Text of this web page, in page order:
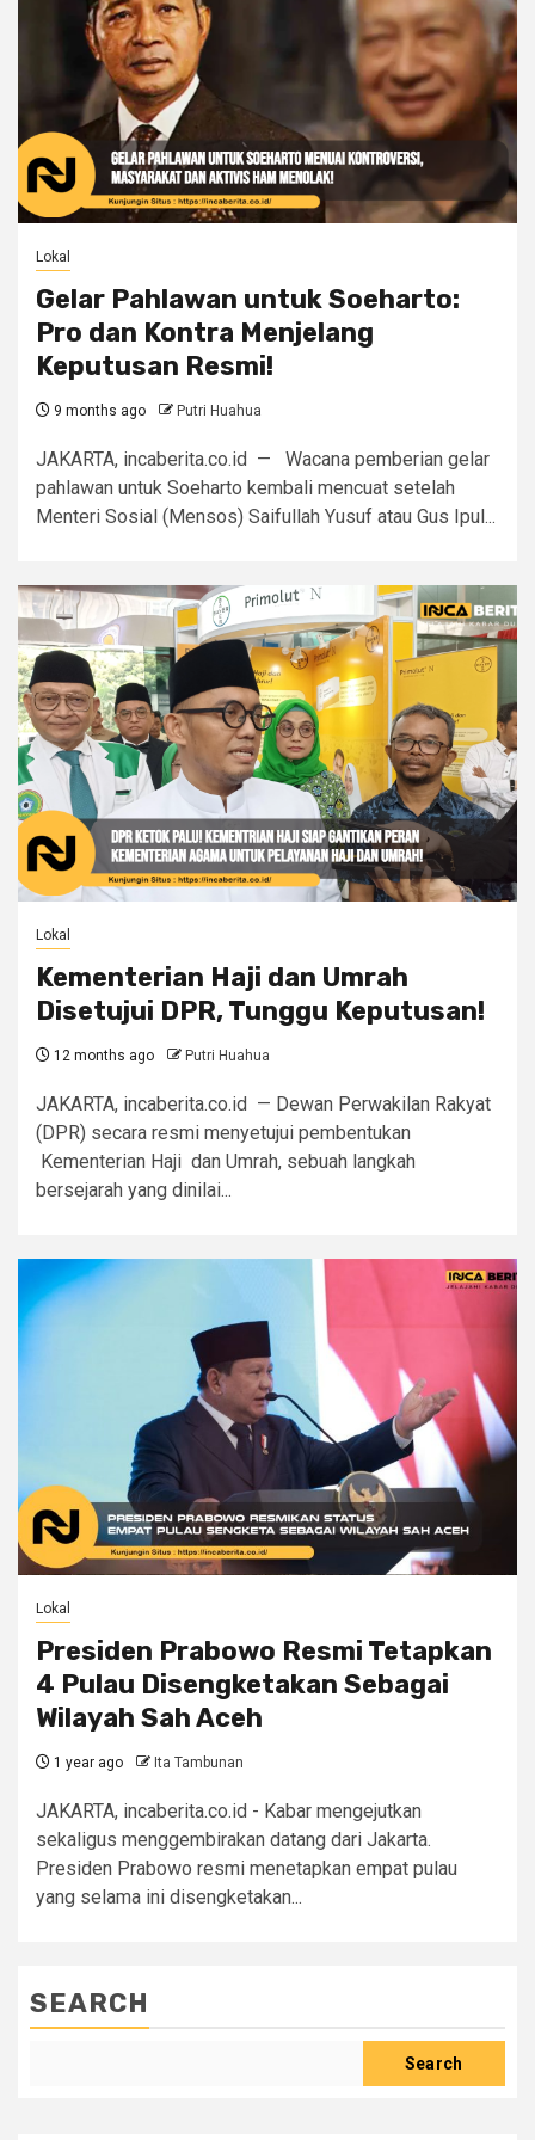
Lokal
Gelar Pahlawan untuk Soeharto:
Pro dan Kontra Menjelang
Keputusan Resmi!
9 months ago Putri Huahua
JAKARTA, incaberita.co.id — Wacana pemberian gelar
pahlawan untuk Soeharto kembali mencuat setelah
Menteri Sosial (Mensos) Saifullah Yusuf atau Gus Ipul...
Lokal
Kementerian Haji dan Umrah
Disetujui DPR, Tunggu Keputusan!
12 months ago Putri Huahua
JAKARTA, incaberita.co.id — Dewan Perwakilan Rakyat
(DPR) secara resmi menyetujui pembentukan
Kementerian Haji dan Umrah, sebuah langkah
bersejarah yang dinilai...
Lokal
Presiden Prabowo Resmi Tetapkan
4 Pulau Disengketakan Sebagai
Wilayah Sah Aceh
1 year ago Ita Tambunan
JAKARTA, incaberita.co.id - Kabar mengejutkan
sekaligus menggembirakan datang dari Jakarta.
Presiden Prabowo resmi menetapkan empat pulau
yang selama ini disengketakan...
SEARCH
Search